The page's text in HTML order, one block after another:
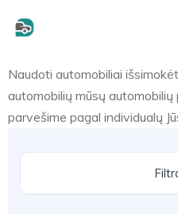
Naudoti automobiliai
automobilių mūsų
parvešime pagal individualų